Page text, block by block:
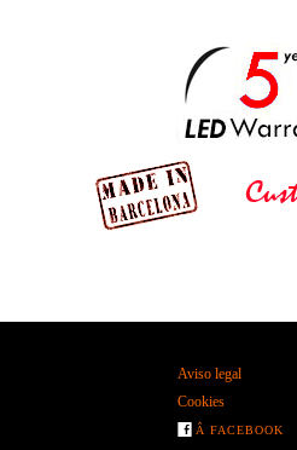
Aviso legal
Cookies
Â FACEBOOK